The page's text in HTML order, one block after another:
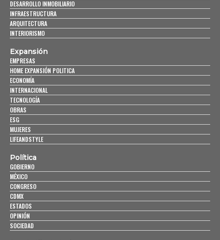
DESARROLLO INMOBILIARIO
INFRAESTRUCTURA
ARQUITECTURA
INTERIORISMO
Expansión
EMPRESAS
HOME EXPANSIÓN POLITICA
ECONOMÍA
INTERNACIONAL
TECNOLOGÍA
OBRAS
ESG
MUJERES
LIFEANDSTYLE
Política
GOBIERNO
MÉXICO
CONGRESO
CDMX
ESTADOS
OPINIÓN
SOCIEDAD